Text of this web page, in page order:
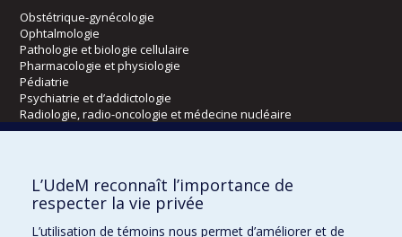
Obstétrique-gynécologie
Ophtalmologie
Pathologie et biologie cellulaire
Pharmacologie et physiologie
Pédiatrie
Psychiatrie et d’addictologie
Radiologie, radio-oncologie et médecine nucléaire
Écoles
Kinésiologie et des sciences de l’activité physique
Orthophonie et audiologie
Réadaptation
L’UdeM reconnaît l’importance de
respecter la vie privée
L’utilisation de témoins nous permet d’améliorer et de